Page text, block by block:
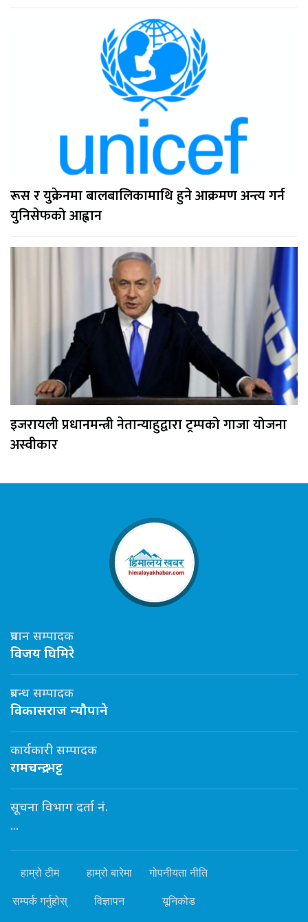
रूस र युक्रेनमा बालबालिकामाथि हुने आक्रमण अन्त्य गर्न
युनिसेफको आह्वान
इजरायली प्रधानमन्त्री नेतान्याहुद्वारा ट्रम्पको गाजा योजना
अस्वीकार
प्रधान सम्पादक
विजय घिमिरे
प्रबन्ध सम्पादक
विकासराज न्यौपाने
कार्यकारी सम्पादक
रामचन्द्र भट्ट
सूचना विभाग दर्ता नं.
...
हाम्रो टीम हाम्रो बारेमा गोपनीयता नीति
सम्पर्क गर्नुहोस् विज्ञापन यूनिकोड